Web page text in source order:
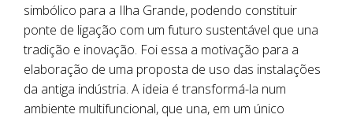
simbólico para a Ilha Grande, podendo constituir
ponte de ligação com um futuro sustentável que una
tradição e inovação. Foi essa a motivação para a
elaboração de uma proposta de uso das instalações
da antiga indústria. A ideia é transformá-la num
ambiente multifuncional, que una, em um único